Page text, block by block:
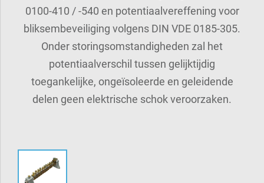
0100-410 / -540 en potentiaalvereffening voor
bliksembeveiliging volgens DIN VDE 0185-305.
Onder storingsomstandigheden zal het
potentiaalverschil tussen gelijktijdig
toegankelijke, ongeïsoleerde en geleidende
delen geen elektrische schok veroorzaken.